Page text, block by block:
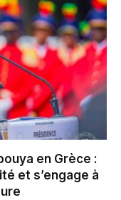
en Grèce :
et s’engage à